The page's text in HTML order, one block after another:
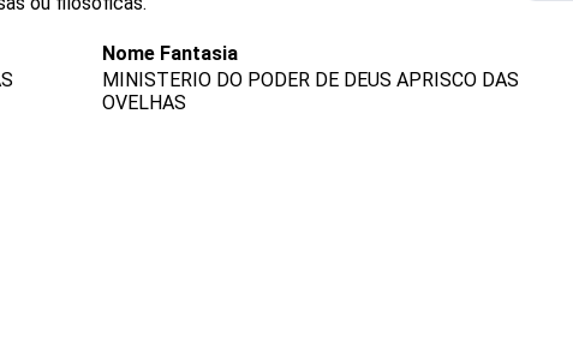
Nome Fantasia
MINISTERIO DO PODER DE DEUS APRISCO DAS
OVELHAS